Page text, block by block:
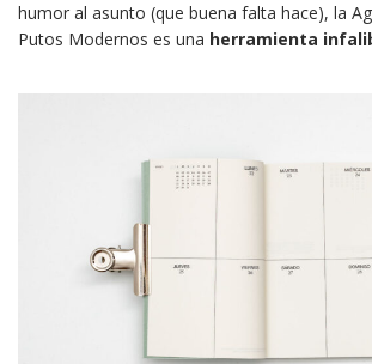
humor al asunto (que buena falta hace), la
Putos Modernos es una herramienta